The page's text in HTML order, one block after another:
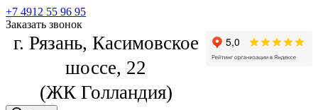
+7 4912 55 96 95
Заказать звонок
г. Рязань, Касимовское
шоссе, 22
(ЖК Голландия)